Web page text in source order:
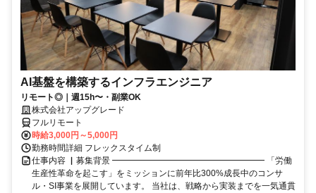
AI基盤を構築するインフラエンジニア
リモート◎｜週15h〜・副業OK
株式会社アップグレード
フルリモート
時給3,000円～5,000円
勤務時間詳細 フレックスタイム制
仕事内容 ▏募集背景 ━━━━━━━━━━━━━━━━━━ 「労働
生産性革命を起こす」をミッションに前年比300%成長中のコンサ
ル・SI事業を展開しています。 当社は、戦略から実装までを一気通貫